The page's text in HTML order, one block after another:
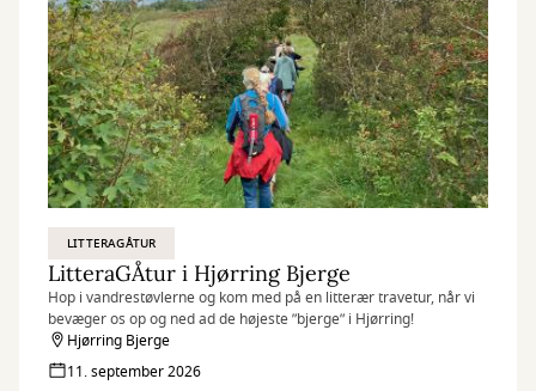
LITTERAGÅTUR
LitteraGÅtur i Hjørring Bjerge
Hop i vandrestøvlerne og kom med på en litterær travetur, når vi
bevæger os op og ned ad de højeste ”bjerge” i Hjørring!
Hjørring Bjerge
11. september 2026